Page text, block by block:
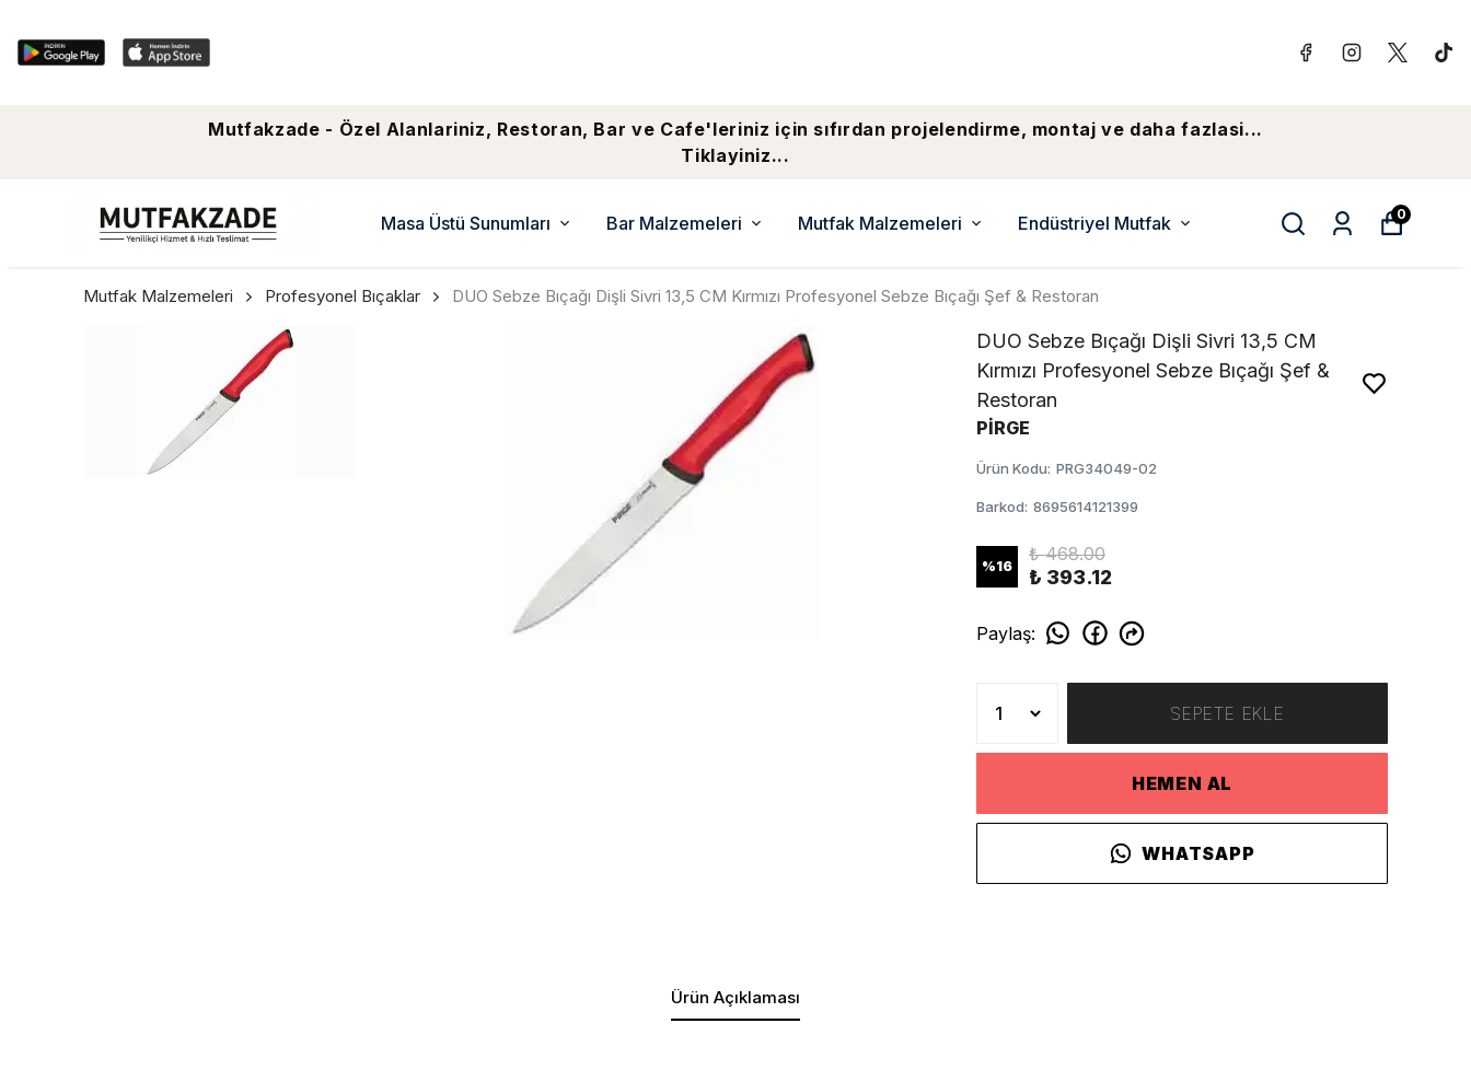
Mutfakzade - Özel Alanlariniz, Restoran, Bar ve Cafe'leriniz için sıfırdan projelendirme, montaj ve daha fazlasi...
Tiklayiniz...
Masa Üstü Sunumları Bar Malzemeleri Mutfak Malzemeleri Endüstriyel Mutfak 0
Mutfak Malzemeleri Profesyonel Bıçaklar DUO Sebze Bıçağı Dişli Sivri 13,5 CM Kırmızı Profesyonel Sebze Bıçağı Şef & Restoran
DUO Sebze Bıçağı Dişli Sivri 13,5 CM
Kırmızı Profesyonel Sebze Bıçağı Şef &
Restoran
PİRGE
Ürün Kodu: PRG34049-02
Barkod: 8695614121399
%16
₺ 468.00
₺ 393.12
Paylaş:
SEPETE EKLE
HEMEN AL
WHATSAPP
Ürün Açıklaması